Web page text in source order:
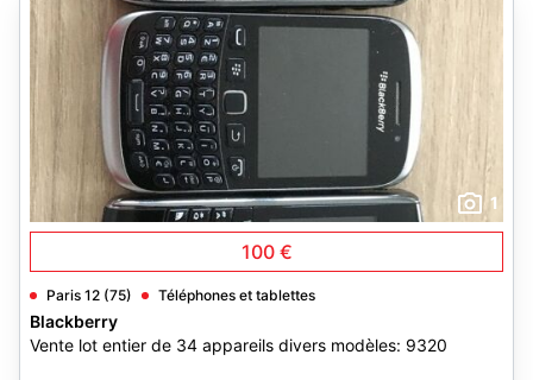
1
100 €
Paris 12 (75) Téléphones et tablettes
Blackberry
Vente lot entier de 34 appareils divers modèles: 9320